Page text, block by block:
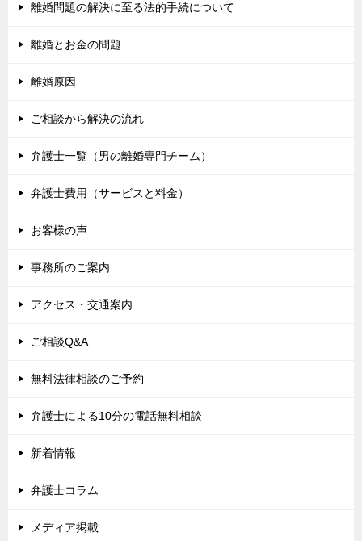
離婚問題の解決に至る法的手続について
離婚とお金の問題
離婚原因
ご相談から解決の流れ
弁護士一覧（男の離婚専門チーム）
弁護士費用（サービスと料金）
お客様の声
事務所のご案内
アクセス・交通案内
ご相談Q&A
無料法律相談のご予約
弁護士による10分の電話無料相談
新着情報
弁護士コラム
メディア掲載